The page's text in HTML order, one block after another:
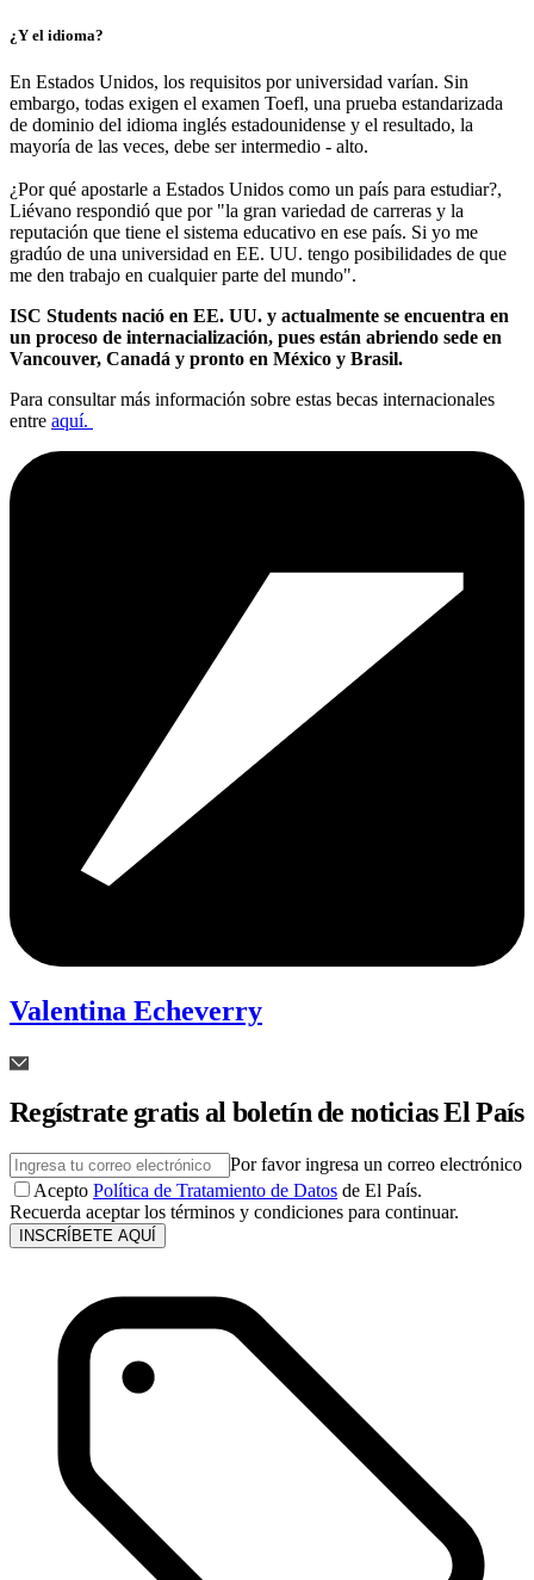
¿Y el idioma?
En Estados Unidos, los requisitos por universidad varían. Sin
embargo, todas exigen el examen Toefl, una prueba estandarizada
de dominio del idioma inglés estadounidense y el resultado, la
mayoría de las veces, debe ser intermedio - alto.
¿Por qué apostarle a Estados Unidos como un país para estudiar?,
Liévano respondió que por "la gran variedad de carreras y la
reputación que tiene el sistema educativo en ese país. Si yo me
gradúo de una universidad en EE. UU. tengo posibilidades de que
me den trabajo en cualquier parte del mundo".
ISC Students nació en EE. UU. y actualmente se encuentra en
un proceso de internacialización, pues están abriendo sede en
Vancouver, Canadá y pronto en México y Brasil.
Para consultar más información sobre estas becas internacionales
entre aquí.
Valentina Echeverry
Regístrate gratis al boletín de noticias El País
Por favor ingresa un correo electrónico
Acepto Política de Tratamiento de Datos de El País.
Recuerda aceptar los términos y condiciones para continuar.
INSCRÍBETE AQUÍ